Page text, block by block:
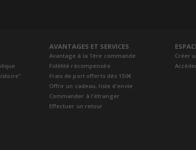
AVANTAGES ET SERVICES
Avantage à la 1ère commande
Fidélité récompensée
Frais de port offerts dès 150€
Offrir un cadeau, liste d'envie
Commander à l'étranger
Effectuer un retour
Créer